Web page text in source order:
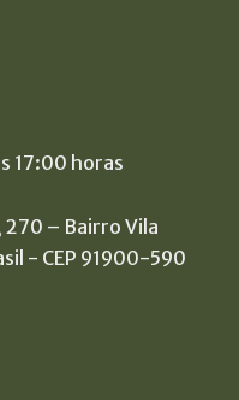
17:00 horas
270 – Bairro Vila
- CEP 91900-590